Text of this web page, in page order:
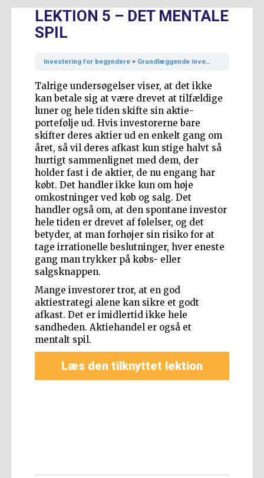
LEKTION 5 – DET MENTALE
SPIL
Investering for begyndere Grundlæggende investering
Talrige undersøgelser viser, at det ikke
kan betale sig at være drevet at tilfældige
luner og hele tiden skifte sin aktie-
portefølje ud. Hvis investorerne bare
skifter deres aktier ud en enkelt gang om
året, så vil deres afkast kun stige halvt så
hurtigt sammenlignet med dem, der
holder fast i de aktier, de nu engang har
købt. Det handler ikke kun om høje
omkostninger ved køb og salg. Det
handler også om, at den spontane investor
hele tiden er drevet af følelser, og det
betyder, at man forhøjer sin risiko for at
tage irrationelle beslutninger, hver eneste
gang man trykker på købs- eller
salgsknappen.
Mange investorer tror, at en god
aktiestrategi alene kan sikre et godt
afkast. Det er imidlertid ikke hele
sandheden. Aktiehandel er også et
mentalt spil.
Læs den tilknyttet lektion